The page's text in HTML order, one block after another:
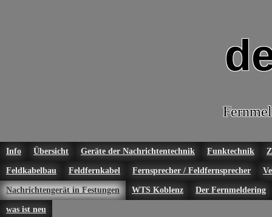
Info Übersicht Geräte der Nachrichtentechnik Funktechnik
Feldkabelbau Feldfernkabel Fernsprecher / Feldfernsprecher
Nachrichtengerät in Festungen WTS Koblenz Der Fernmeldering
was ist neu